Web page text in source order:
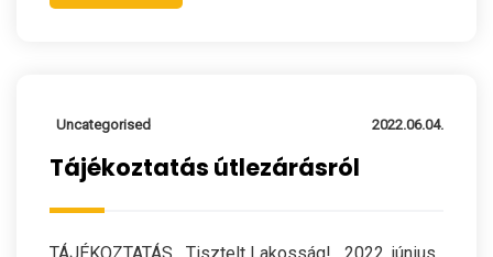
Uncategorised 2022.06.04.
Tájékoztatás útlezárásról
TÁJÉKOZTATÁS Tisztelt Lakosság! 2022. június